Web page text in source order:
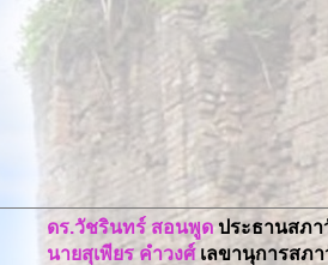
ดร.วัชรินทร์ สอนพูดประธานสภ
นายสุเพียร คำวงศ์เลขานุการสภ